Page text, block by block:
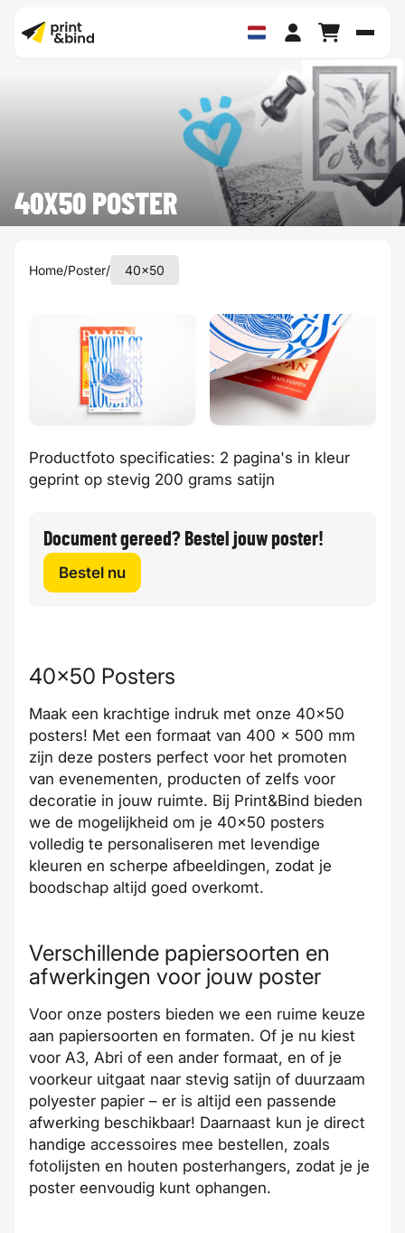
40X50 POSTER
Home/Poster/ 40x50
Productfoto specificaties: 2 pagina's in kleur
geprint op stevig 200 grams satijn
Document gereed? Bestel jouw poster!
Bestel nu
40x50 Posters
Maak een krachtige indruk met onze 40x50
posters! Met een formaat van 400 x 500 mm
zijn deze posters perfect voor het promoten
van evenementen, producten of zelfs voor
decoratie in jouw ruimte. Bij Print&Bind bieden
we de mogelijkheid om je 40x50 posters
volledig te personaliseren met levendige
kleuren en scherpe afbeeldingen, zodat je
boodschap altijd goed overkomt.
Verschillende papiersoorten en
afwerkingen voor jouw poster
Voor onze posters bieden we een ruime keuze
aan papiersoorten en formaten. Of je nu kiest
voor A3, Abri of een ander formaat, en of je
voorkeur uitgaat naar stevig satijn of duurzaam
polyester papier – er is altijd een passende
afwerking beschikbaar! Daarnaast kun je direct
handige accessoires mee bestellen, zoals
fotolijsten en houten posterhangers, zodat je je
poster eenvoudig kunt ophangen.